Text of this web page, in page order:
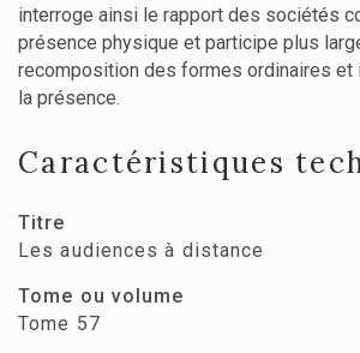
interroge ainsi le rapport des sociétés
présence physique et participe plus
recomposition des formes ordinaires et
la présence.
Caractéristiques
Titre
Les audiences à distance
Tome ou volume
Tome 57